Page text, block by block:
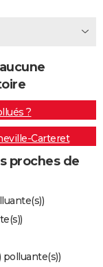
?
Carteret
proches de